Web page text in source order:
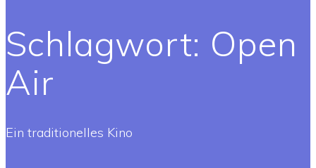
Schlagwort: Open
Air
Ein traditionelles Kino